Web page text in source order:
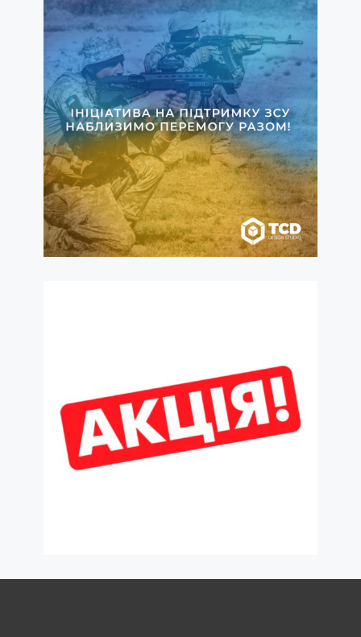
ТСД 06.12.2022
Инициатива в
поддержку ВСУ:
скидка – 15% на
дизайн и 20% на
печать этикеток
read more
дизайн — новые
возможности
read more